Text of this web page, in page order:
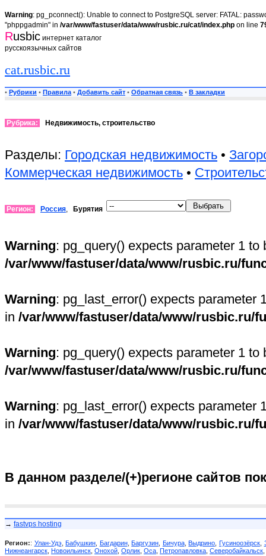
Warning: pg_pconnect(): Unable to connect to PostgreSQL server: FATAL:
"phppgadmin" in /var/www/fastuser/data/www/rusbic.ru/cat/index.php on line
Rusbic интернет каталог
русскоязычных сайтов
cat.rusbic.ru
• Рубрики • Правила • Добавить сайт • Обратная связь • В закладки
Рубрика: Недвижимость, строительство
Разделы: Городская недвижимость •
Коммерческая недвижимость •
Регион: Россия, Бурятия
Warning: pg_query() expects parameter 1
/var/www/fastuser/data/www/rusbic.ru/
Warning: pg_last_error() expects parameter
in /var/www/fastuser/data/www/rusbic.ru/
Warning: pg_query() expects parameter 1
/var/www/fastuser/data/www/rusbic.ru/
Warning: pg_last_error() expects parameter
in /var/www/fastuser/data/www/rusbic.ru/
В данном разделе/(+)регионе сайтов
→ fastvps hosting
Регион:: Улан-Удэ ,Бабушкин Багдарин,Баргузин Бичура,Выдрино Гусиноозёрск,
Нижнеангарск Новоильинск Онохой Орлик Оса Петропавловка Северобайкальск